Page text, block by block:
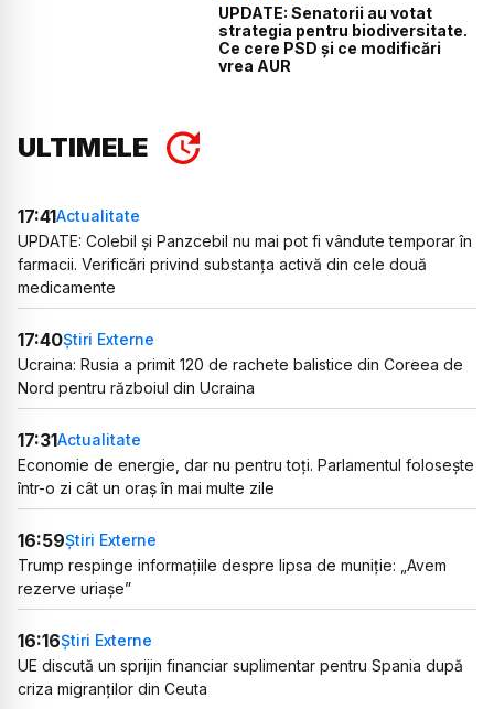
UPDATE: Senatorii au votat
strategia pentru biodiversitate.
Ce cere PSD și ce modificări
vrea AUR
ULTIMELE
17:41Actualitate
UPDATE: Colebil și Panzcebil nu mai pot fi vândute temporar în
farmacii. Verificări privind substanța activă din cele două
medicamente
17:40Știri Externe
Ucraina: Rusia a primit 120 de rachete balistice din Coreea de
Nord pentru războiul din Ucraina
17:31Actualitate
Economie de energie, dar nu pentru toți. Parlamentul folosește
într-o zi cât un oraș în mai multe zile
16:59Știri Externe
Trump respinge informațiile despre lipsa de muniție: „Avem
rezerve uriașe”
16:16Știri Externe
UE discută un sprijin financiar suplimentar pentru Spania după
criza migranților din Ceuta